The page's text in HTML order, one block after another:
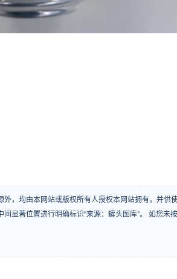
，均由本网站或版权所有人授权本网站拥有，并供
显著位置进行明确标识“来源：罐头图库”。 如您未